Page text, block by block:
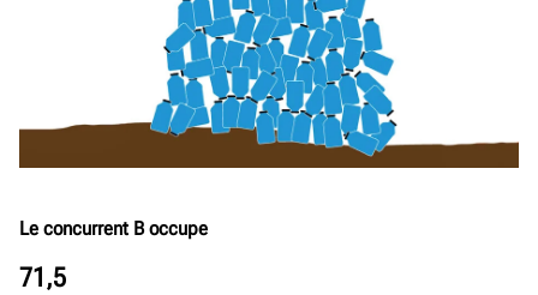
Le concurrent B occupe
71,5